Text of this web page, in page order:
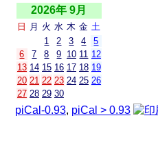
2026年 9月
日 月 火 水 木 金 土
1
2 3 4
5
6
7 8 9 10 11 12
13 14 15 16 17 18 19
20 21 22 23 24 25 26
27 28 29 30
piCal-0.93, piCal > 0.93